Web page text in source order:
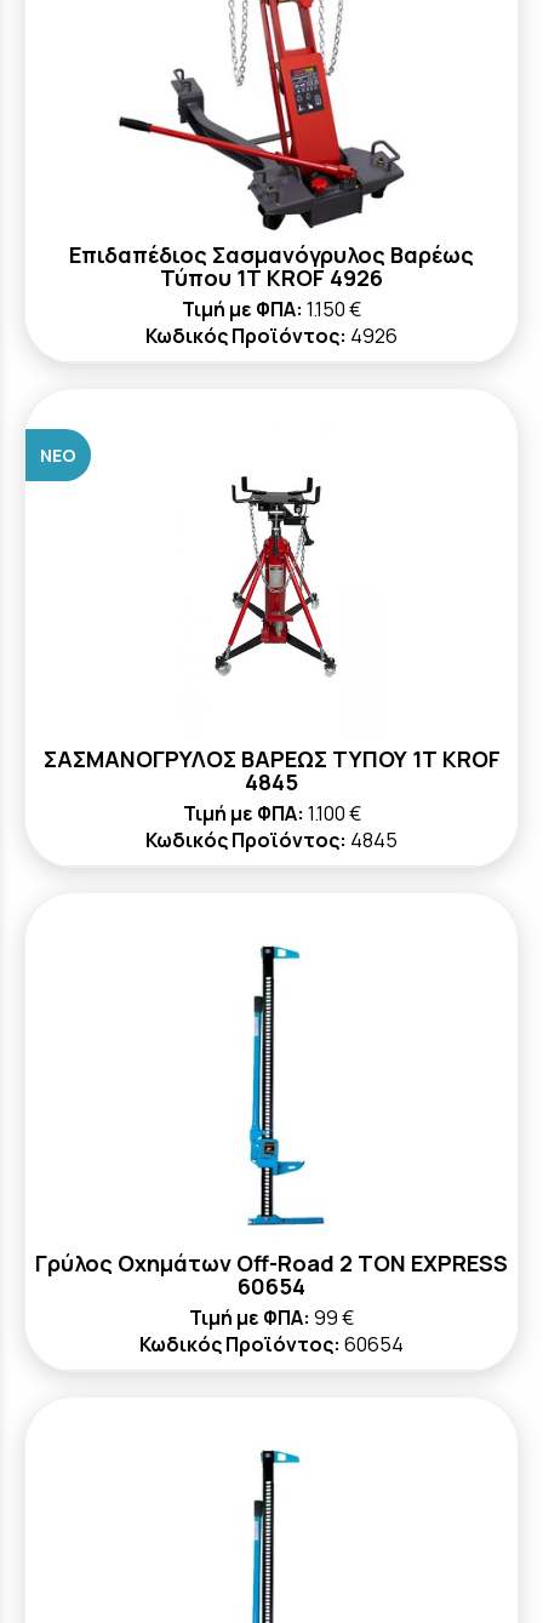
Επιδαπέδιος Σασμανόγρυλος Βαρέως
Τύπου 1Τ KROF 4926
Τιμή με ΦΠΑ: 1.150 €
Κωδικός Προϊόντος: 4926
ΝΈΟ
ΣΑΣΜΑΝΟΓΡΥΛΟΣ ΒΑΡΕΩΣ ΤΥΠΟΥ 1Τ KROF
4845
Τιμή με ΦΠΑ: 1.100 €
Κωδικός Προϊόντος: 4845
Γρύλος Οχημάτων Off-Road 2 TON EXPRESS
60654
Τιμή με ΦΠΑ: 99 €
Κωδικός Προϊόντος: 60654